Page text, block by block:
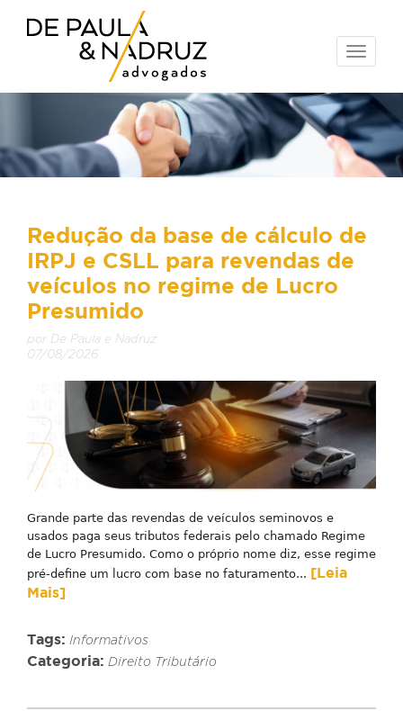
Toggle
Redução da base de cálculo de
IRPJ e CSLL para revendas de
veículos no regime de Lucro
Presumido
por De Paula e Nadruz
07/08/2026
Grande parte das revendas de veículos seminovos e
usados paga seus tributos federais pelo chamado Regime
de Lucro Presumido. Como o próprio nome diz, esse regime
pré-define um lucro com base no faturamento... [Leia
Mais]
Tags: Informativos
Categoria: Direito Tributário